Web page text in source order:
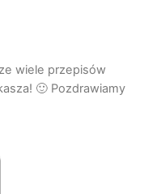
wiele przepisów
🙂 Pozdrawiamy